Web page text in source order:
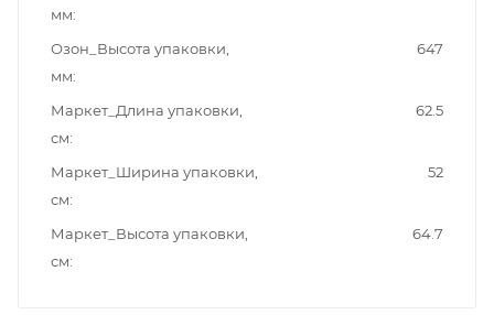
мм
Озон_Высота упаковки,
мм
647
Маркет_Длина упаковки,
см
62.5
Маркет_Ширина упаковки,
см
52
Маркет_Высота упаковки,
см
64.7